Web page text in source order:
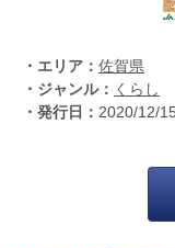
・エリア： 佐賀県
・ジャンル： くらし
・発行日： 2020/12/15
↓↓ ebooks専用